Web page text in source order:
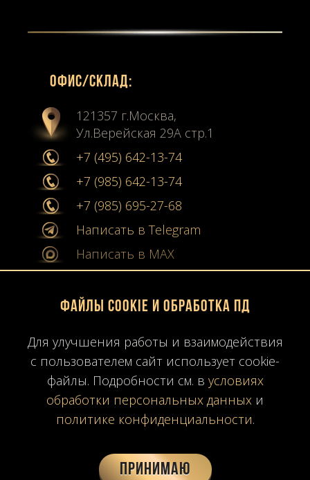
Офиc/склад:
121357 г.Москва,
Ул.Верейская 29А стр.1
+7 (495) 642-13-74
+7 (985) 642-13-74
+7 (985) 695-27-68
Написать в Telegram
Написать в MAX
Мы в социальных сетях:
Instagram
Youtube
Карта сайта
Согласие на обработку ПД
Время работы: ПН-ПТ10:00-19:00
Файлы Cookie и обработка ПД
Для улучшения работы и взаимодействия
с пользователем сайт использует cookie-
файлы. Подробности см. в условиях
обработки персональных данных и
политике конфиденциальности.
Принимаю